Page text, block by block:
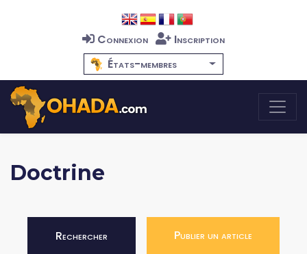
Connexion
Inscription
États-membres
Doctrine
Rechercher Publier un article